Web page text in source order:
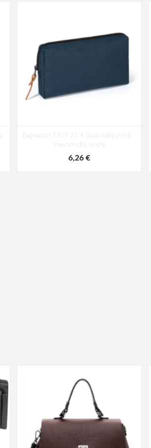
Bagmaster EASY 22 A študentský penál -
tmavomodrý modrý
6,26 €